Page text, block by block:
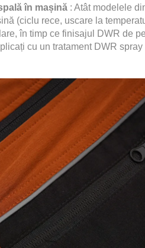
în mașină : Atât modelele
(ciclu rece, uscare la
în timp ce finisajul DWR de
cu un tratament DWR